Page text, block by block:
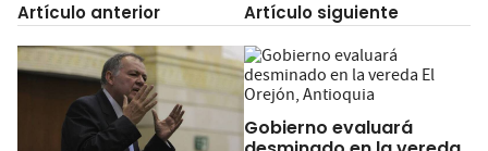
Artículo anterior Artículo siguiente
Gobierno evaluará